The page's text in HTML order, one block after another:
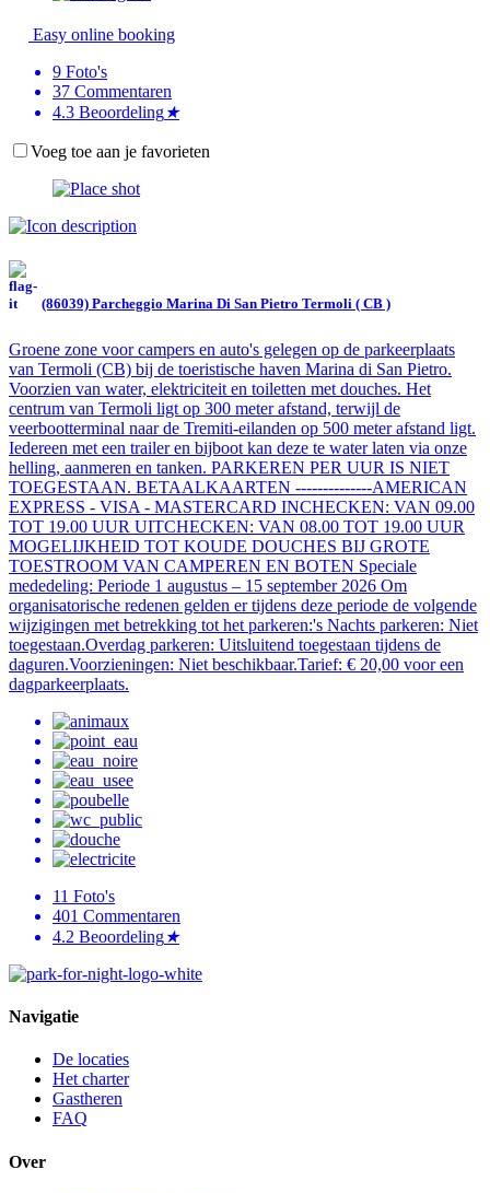
Easy online booking
9 Foto's
37 Commentaren
4.3 Beoordeling★
Voeg toe aan je favorieten
(86039) Parcheggio Marina Di San Pietro Termoli ( CB )
Groene zone voor campers en auto's gelegen op de parkeerplaats
van Termoli (CB) bij de toeristische haven Marina di San Pietro.
Voorzien van water, elektriciteit en toiletten met douches. Het
centrum van Termoli ligt op 300 meter afstand, terwijl de
veerbootterminal naar de Tremiti-eilanden op 500 meter afstand ligt.
Iedereen met een trailer en bijboot kan deze te water laten via onze
helling, aanmeren en tanken. PARKEREN PER UUR IS NIET
TOEGESTAAN. BETAALKAARTEN --------------AMERICAN
EXPRESS - VISA - MASTERCARD INCHECKEN: VAN 09.00
TOT 19.00 UUR UITCHECKEN: VAN 08.00 TOT 19.00 UUR
MOGELIJKHEID TOT KOUDE DOUCHES BIJ GROTE
TOESTROOM VAN CAMPEREN EN BOTEN Speciale
mededeling: Periode 1 augustus – 15 september 2026 Om
organisatorische redenen gelden er tijdens deze periode de volgende
wijzigingen met betrekking tot het parkeren: ​'s Nachts parkeren: Niet
toegestaan. ​Overdag parkeren: Uitsluitend toegestaan tijdens de
daguren. ​Voorzieningen: Niet beschikbaar. ​Tarief: € 20,00 voor een
dagparkeerplaats.
11 Foto's
401 Commentaren
4.2 Beoordeling★
Navigatie
De locaties
Het charter
Gastheren
FAQ
Over